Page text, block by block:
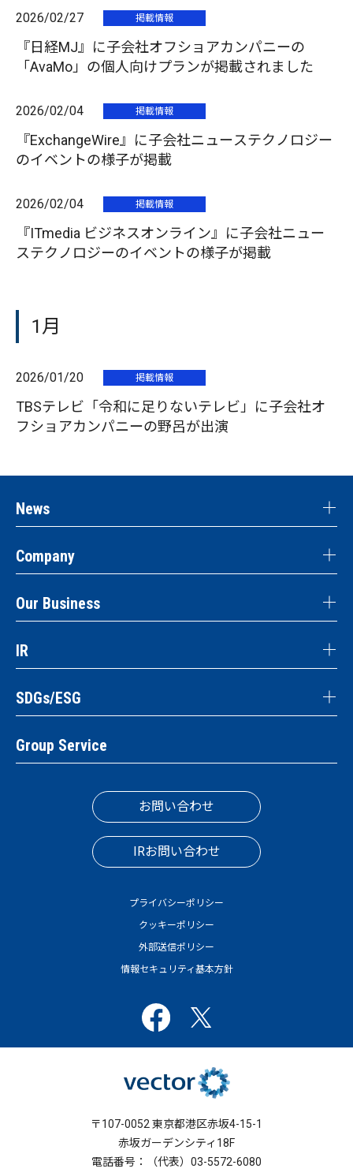
2026/02/27 掲載情報
『日経MJ』に子会社オフショアカンパニーの
「AvaMo」の個人向けプランが掲載されました
2026/02/04 掲載情報
『ExchangeWire』に子会社ニューステクノロジー
のイベントの様子が掲載
2026/02/04 掲載情報
『ITmedia ビジネスオンライン』に子会社ニュー
ステクノロジーのイベントの様子が掲載
1月
2026/01/20 掲載情報
TBSテレビ「令和に足りないテレビ」に子会社オ
フショアカンパニーの野呂が出演
News
Company
Our Business
IR
SDGs/ESG
Group Service
お問い合わせ
IRお問い合わせ
プライバシーポリシー
クッキーポリシー
外部送信ポリシー
情報セキュリティ基本方針
〒107-0052 東京都港区赤坂4-15-1
赤坂ガーデンシティ18F
電話番号：（代表）03-5572-6080